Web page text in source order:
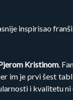
inspirisao
Kristinom.
im je prvi šest
i kvalitetu ni